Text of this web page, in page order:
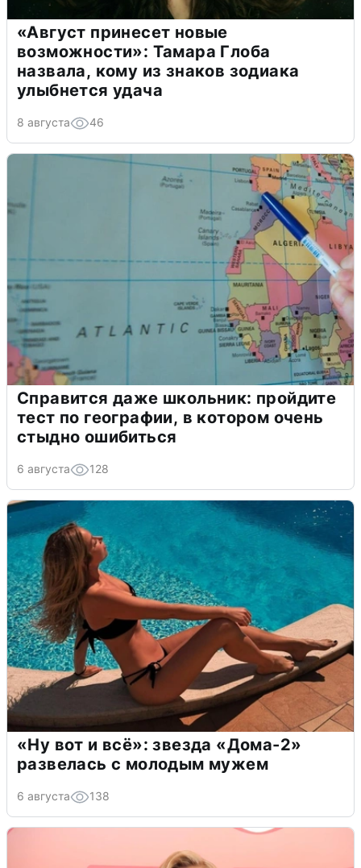
«Август принесет новые
возможности»: Тамара Глоба
назвала, кому из знаков зодиака
улыбнется удача
8 августа 46
Справится даже школьник: пройдите
тест по географии, в котором очень
стыдно ошибиться
6 августа 128
«Ну вот и всё»: звезда «Дома-2»
развелась с молодым мужем
6 августа 138